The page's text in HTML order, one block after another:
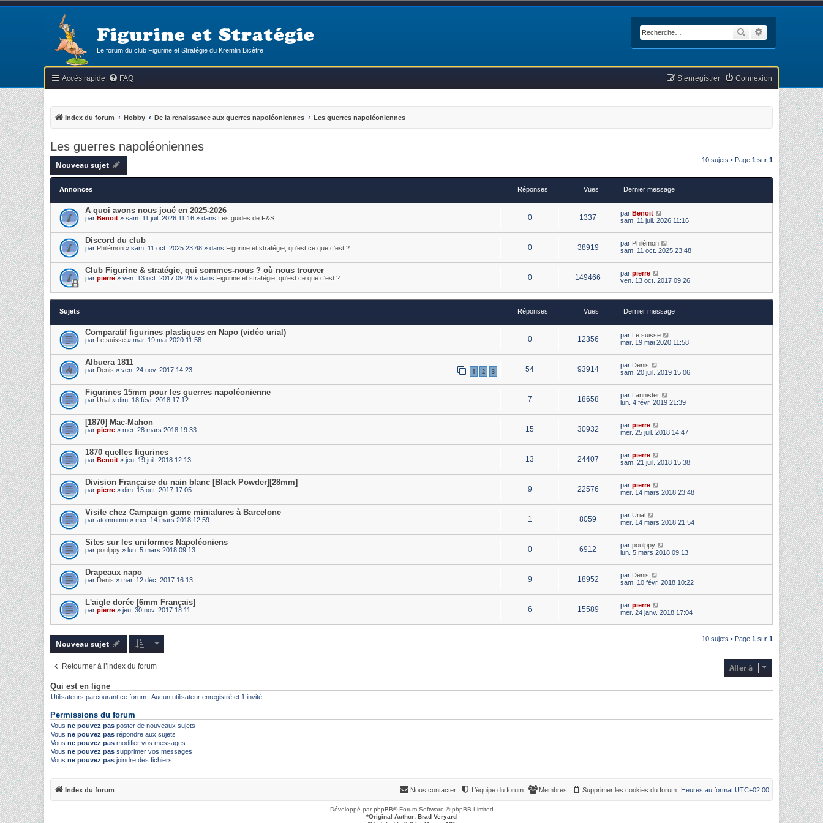
Figurine et Stratégie
Le forum du club Figurine et Stratégie du Kremlin Bicêtre
Rechercher
Accès rapide FAQ Connexion
S’enregistrer
Index du forum Hobby De la renaissance aux guerres napoléoniennes Les guerres napoléoniennes
Les guerres napoléoniennes
Nouveau sujet 10 sujets • Page 1 sur 1
Annonces Réponses Vues Dernier message
A quoi avons nous joué en 2025-2026
par Benoit » sam. 11 juil. 2026 11:16 » dans Les guides de F&S 0 1337 par Benoit
sam. 11 juil. 2026 11:16
Discord du club
par Philémon » sam. 11 oct. 2025 23:48 » dans Figurine et stratégie, qu'est ce que c'est ? 0 38919 par Philémon
sam. 11 oct. 2025 23:48
Club Figurine & stratégie, qui sommes-nous ? où nous trouver
par pierre » ven. 13 oct. 2017 09:26 » dans Figurine et stratégie, qu'est ce que c'est ? 0 149466 par pierre
ven. 13 oct. 2017 09:26
Sujets Réponses Vues Dernier message
Comparatif figurines plastiques en Napo (vidéo urial)
par Le suisse » mar. 19 mai 2020 11:58 0 12356 par Le suisse
mar. 19 mai 2020 11:58
Albuera 1811
par Denis » ven. 24 nov. 2017 14:23 1 2 3 54 93914 par Denis
sam. 20 juil. 2019 15:06
Figurines 15mm pour les guerres napoléonienne
par Urial » dim. 18 févr. 2018 17:12 7 18658 par Lannister
lun. 4 févr. 2019 21:39
[1870] Mac-Mahon
par pierre » mer. 28 mars 2018 19:33 15 30932 par pierre
mer. 25 juil. 2018 14:47
1870 quelles figurines
par Benoit » jeu. 19 juil. 2018 12:13 13 24407 par pierre
sam. 21 juil. 2018 15:38
Division Française du nain blanc [Black Powder][28mm]
par pierre » dim. 15 oct. 2017 17:05 9 22576 par pierre
mer. 14 mars 2018 23:48
Visite chez Campaign game miniatures à Barcelone
par atommmm » mer. 14 mars 2018 12:59 1 8059 par Urial
mer. 14 mars 2018 21:54
Sites sur les uniformes Napoléoniens
par poulppy » lun. 5 mars 2018 09:13 0 6912 par poulppy
lun. 5 mars 2018 09:13
Drapeaux napo
par Denis » mar. 12 déc. 2017 16:13 9 18952 par Denis
sam. 10 févr. 2018 10:22
L'aigle dorée [6mm Français]
par pierre » jeu. 30 nov. 2017 18:11 6 15589 par pierre
mer. 24 janv. 2018 17:04
Nouveau sujet 10 sujets • Page 1 sur 1
Retourner à l’index du forum Aller à
Qui est en ligne
Utilisateurs parcourant ce forum : Aucun utilisateur enregistré et 1 invité
Permissions du forum
Vous ne pouvez pas poster de nouveaux sujets
Vous ne pouvez pas répondre aux sujets
Vous ne pouvez pas modifier vos messages
Vous ne pouvez pas supprimer vos messages
Vous ne pouvez pas joindre des fichiers
Index du forum Heures au format UTC+02:00
Supprimer les cookies du forum
Membres
L’équipe du forum
Nous contacter
Développé parphpBB® Forum Software © phpBB Limited
*Original Author: Brad Veryard